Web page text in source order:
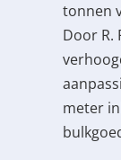
tonnen
Door R.
meter